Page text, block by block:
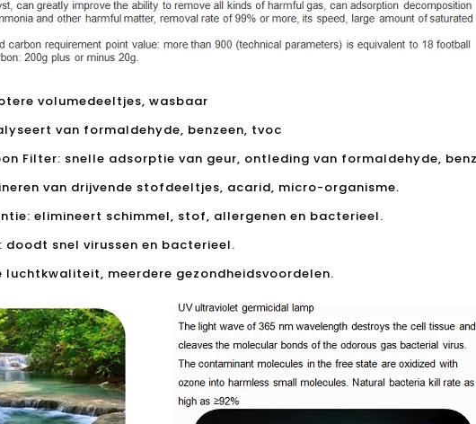
volumedeeltjes, wasbaar
van formaldehyde, benzeen, tvoc
Filter: snelle adsorptie van geur, ontleding van formaldehyde,
van drijvende stofdeeltjes, acarid, micro-organisme.
elimineert schimmel, stof, allergenen en bacterieel.
snel virussen en bacterieel.
luchtkwaliteit, meerdere gezondheidsvoordelen.